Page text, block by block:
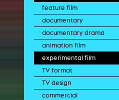
feature film
documentary
documentary drama
animation film
experimental film
TV format
TV design
commercial